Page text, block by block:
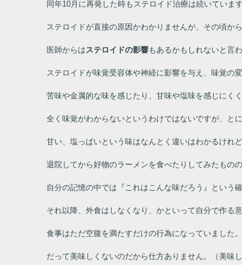
同年10月に再発した時もステロイド治療は続いています
ステロイドが直接の原因かわかりませんが、その頃から
医師からはステロイドの影響もあるかもしれないと言わ
ステロイドが味覚受容体や神経に影響を与え、味覚の
苦味や金属的な味を感じたり、甘味や塩味を感じにく
全く味覚がわからないというわけではないですが、と
甘い、塩っぱいという味はなんとく違いはわかるけれ
退院してから好物のラーメンを食べたりしてみたもの
自分の記憶の中では『これはこんな味だろう』という
それ以降、外食はしなくなり、かといって自分で作る
食事はただ空腹を満たすだけの行為になっていました。
だって美味しくないのだから仕方ありません。（美味